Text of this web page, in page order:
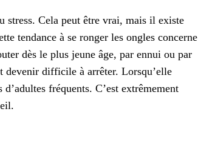
stress. Cela peut être vrai, mais il existe
tendance à se ronger les ongles concerne
dès le plus jeune âge, par ennui ou par
devenir difficile à arrêter. Lorsqu’elle
fréquents. C’est extrêmement